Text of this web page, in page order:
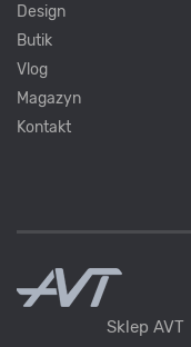
Design
Butik
Vlog
Magazyn
Kontakt
Sklep AVT